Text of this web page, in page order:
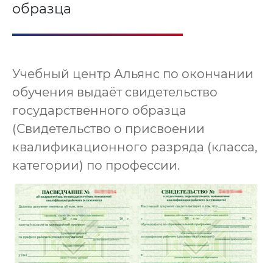
образца
Учебный центр Альянс по окончании
обучения выдаёт свидетельство
государственного образца
(Свидетельство о присвоении
квалификационного разряда (класса,
категории) по профессии.